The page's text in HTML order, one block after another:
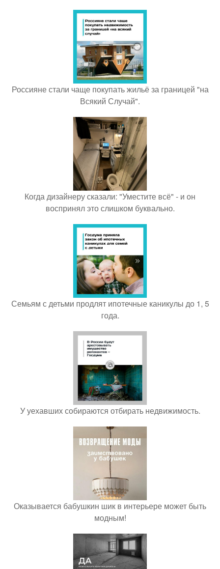
Россияне стали чаще покупать жильё за границей "на
Всякий Случай".
Когда дизайнеру сказали: "Уместите всё" - и он
воспринял это слишком буквально.
Семьям с детьми продлят ипотечные каникулы до 1, 5
года.
У уехавших собираются отбирать недвижимость.
Оказывается бабушкин шик в интерьере может быть
модным!